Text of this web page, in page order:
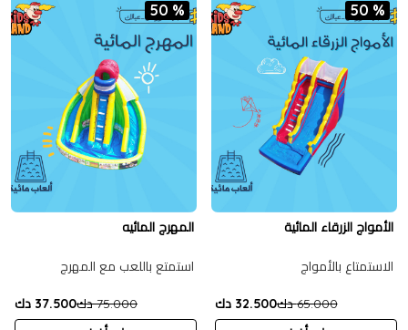
50 %
الأمواج الزرقاء المائية
الاستمتاع بالأمواج
65.000 دك
32.500 دك
50 %
المهرج المائيه
استمتع باللعب مع المهرج
75.000 دك
37.500 دك